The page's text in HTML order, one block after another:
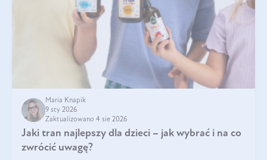
Maria Knapik
9 sty 2026
Zaktualizowano 4 sie 2026
Jaki tran najlepszy dla dzieci – jak wybrać i na co
zwrócić uwagę?